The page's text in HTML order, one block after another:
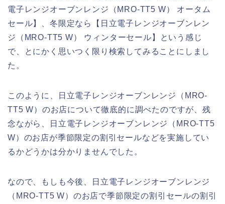
電子レンジオーブンレンジ（MRO-TT5 W） オータム
セール】、冬限定なら【日立電子レンジオーブンレン
ジ（MRO-TT5 W） ウィンターセール】という感じ
で、とにかく思いつく限り検索してみることにしまし
た。
このように、日立電子レンジオーブンレンジ（MRO-
TT5 W）のお店について徹底的に調べたのですが、残
念ながら、日立電子レンジオーブンレンジ（MRO-TT5
W）のお店が季節限定の割引セールなどを実施してい
るかどうかは分かりませんでした。
なので、もしも今後、日立電子レンジオーブンレンジ
（MRO-TT5 W）のお店で季節限定の割引セールの割引